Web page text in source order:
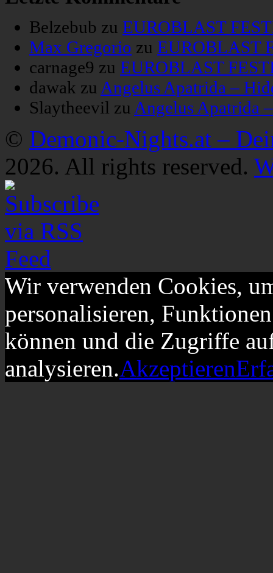
Belzebub zu EUROBLAST
Max Gregorio zu EUROBLAST
carnage9 zu EUROBLAST
dawak zu Angelus Apatrida –
Slaytheevil zu Angelus Apatrida
© Demonic-Nights.at –
2026. All rights reserved.
Wir verwenden Cookies,
personalisieren,
können und die Zugriffe
analysieren.Akzeptieren